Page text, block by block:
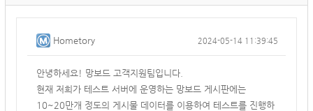
Hometory 2024-05-14 11:39:45
안녕하세요! 망보드 고객지원팀입니다.
현재 저희가 테스트 서버에 운영하는 망보드 게시판에는
10~20만개 정도의 게시물 데이터를 이용하여 테스트를 진행하